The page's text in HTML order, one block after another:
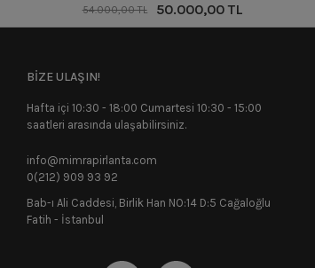
54.000,00 TL 50.000,00 TL
BİZE ULAŞIN!
Hafta içi 10:30 - 18:00 Cumartesi 10:30 - 15:00
saatleri arasında ulaşabilirsiniz.
info@mimrapirlanta.com
0(212) 909 93 92
Bab-ı Ali Caddesi, Birlik Han NO:14 D:5 Cağaloğlu
Fatih - İstanbul